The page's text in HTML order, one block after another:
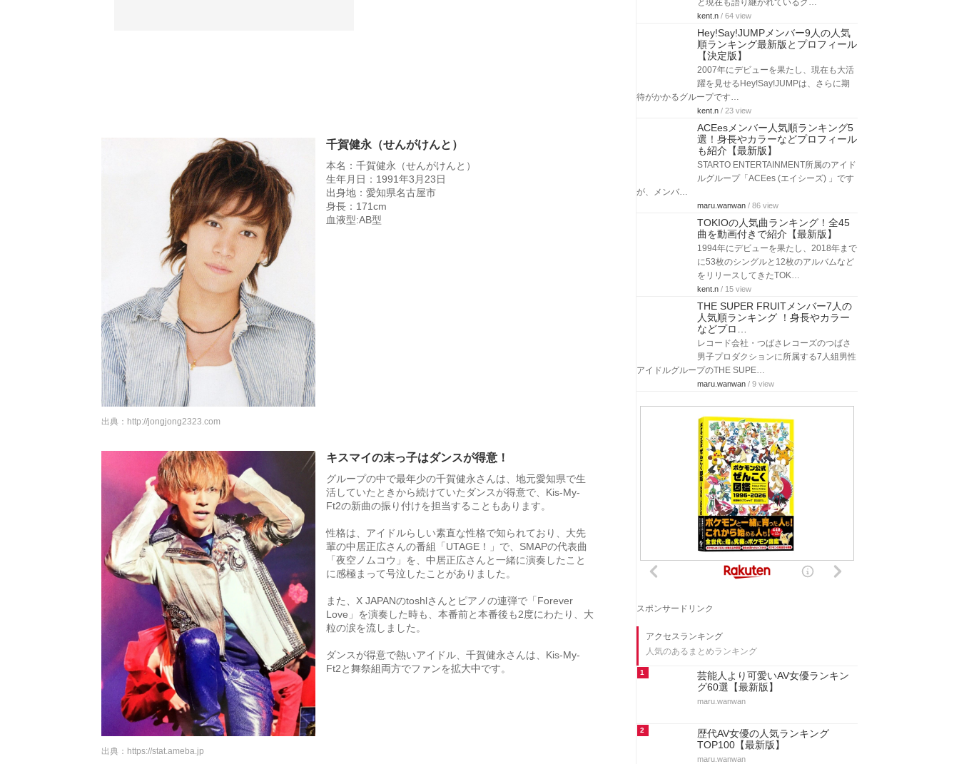
千賀健永（せんがけんと）
本名：千賀健永（せんがけんと）
生年月日：1991年3月23日
出身地：愛知県名古屋市
身長：171cm
血液型:AB型
出典： http://jongjong2323.com
キスマイの末っ子はダンスが得意！
グループの中で最年少の千賀健永さんは、地元愛知県で生
活していたときから続けていたダンスが得意で、Kis-My-
Ft2の新曲の振り付けを担当することもあります。
性格は、アイドルらしい素直な性格で知られており、大先
輩の中居正広さんの番組「UTAGE！」で、SMAPの代表曲
「夜空ノムコウ」を、中居正広さんと一緒に演奏したこと
に感極まって号泣したことがありました。
また、X JAPANのtoshlさんとピアノの連弾で「Forever
Love」を演奏した時も、本番前と本番後も2度にわたり、大
粒の涙を流しました。
ダンスが得意で熱いアイドル、千賀健永さんは、Kis-My-
Ft2と舞祭組両方でファンを拡大中です。
出典： https://stat.ameba.jp
と現在も語り継がれているグ…
kent.n / 64 view
Hey!Say!JUMPメンバー9人の人気
順ランキング最新版とプロフィール
【決定版】
2007年にデビューを果たし、現在も大活
躍を見せるHey!Say!JUMPは、さらに期
待がかかるグループです…
kent.n / 23 view
ACEesメンバー人気順ランキング5
選！身長やカラーなどプロフィール
も紹介【最新版】
STARTO ENTERTAINMENT所属のアイド
ルグループ「ACEes (エイシーズ) 」です
が、メンバ…
maru.wanwan / 86 view
TOKIOの人気曲ランキング！全45
曲を動画付きで紹介【最新版】
1994年にデビューを果たし、2018年まで
に53枚のシングルと12枚のアルバムなど
をリリースしてきたTOK…
kent.n / 15 view
THE SUPER FRUITメンバー7人の
人気順ランキング ！身長やカラー
などプロ…
レコード会社・つばさレコーズのつばさ
男子プロダクションに所属する7人組男性
アイドルグループのTHE SUPE…
maru.wanwan / 9 view
スポンサードリンク
アクセスランキング
人気のあるまとめランキング
1
芸能人より可愛いAV女優ランキン
グ60選【最新版】
maru.wanwan
2
歴代AV女優の人気ランキング
TOP100【最新版】
maru.wanwan